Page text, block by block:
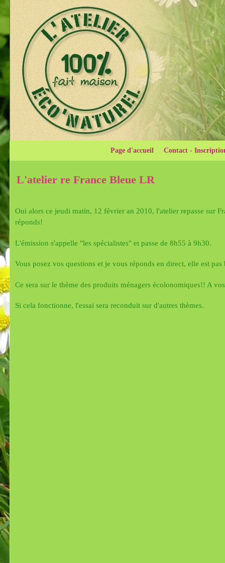
Page d'accueil Contact -
L'atelier re France Bleue LR
Oui alors ce jeudi matin, 12 février an 2010, l'atelier repasse sur
réponds!
L'émission s'appelle "les spécialistes" et passe de 8h55 à 9h30.
Vous posez vos questions et je vous réponds en direct, elle est pas
Ce sera sur le thème des produits ménagers écolonomiques!! A
Si cela fonctionne, l'essai sera reconduit sur d'autres thèmes.